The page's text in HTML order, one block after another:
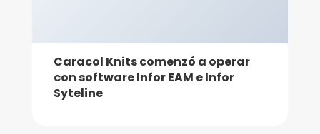
Caracol Knits comenzó a operar
con software Infor EAM e Infor
Syteline